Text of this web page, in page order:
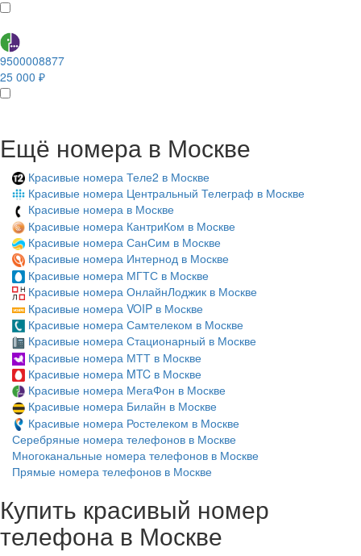
9500008877
25 000 ₽
Ещё номера в Москве
Красивые номера Теле2 в Москве
Красивые номера Центральный Телеграф в Москве
Красивые номера в Москве
Красивые номера КантриКом в Москве
Красивые номера СанСим в Москве
Красивые номера Интернод в Москве
Красивые номера МГТС в Москве
Красивые номера ОнлайнЛоджик в Москве
Красивые номера VOIP в Москве
Красивые номера Самтелеком в Москве
Красивые номера Стационарный в Москве
Красивые номера МТТ в Москве
Красивые номера MTC в Москве
Красивые номера МегаФон в Москве
Красивые номера Билайн в Москве
Красивые номера Ростелеком в Москве
Серебряные номера телефонов в Москве
Многоканальные номера телефонов в Москве
Прямые номера телефонов в Москве
Купить красивый номер
телефона в Москве